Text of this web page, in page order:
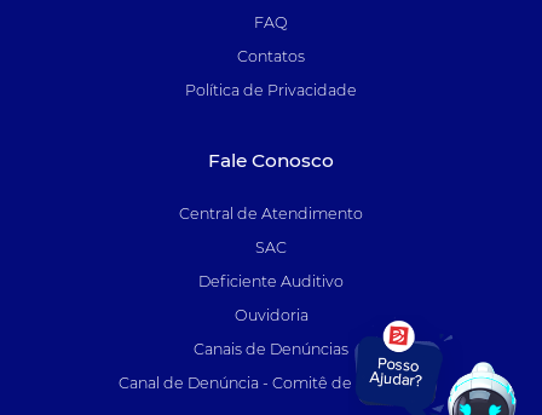
FAQ
Contatos
Política de Privacidade
Fale Conosco
Central de Atendimento
SAC
Deficiente Auditivo
Ouvidoria
Canais de Denúncias
Canal de Denúncia - Comitê de Auditoria